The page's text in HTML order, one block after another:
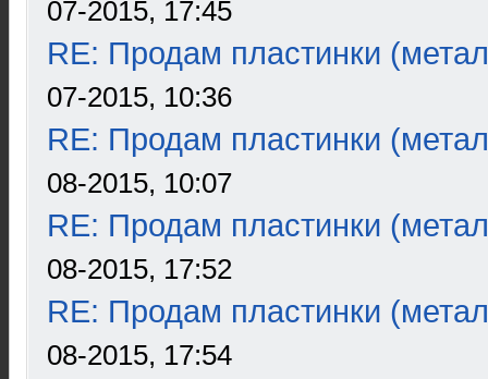
07-2015, 17:45
RE: Продам пластинки
07-2015, 10:36
RE: Продам пластинки
08-2015, 10:07
RE: Продам пластинки
08-2015, 17:52
RE: Продам пластинки
08-2015, 17:54